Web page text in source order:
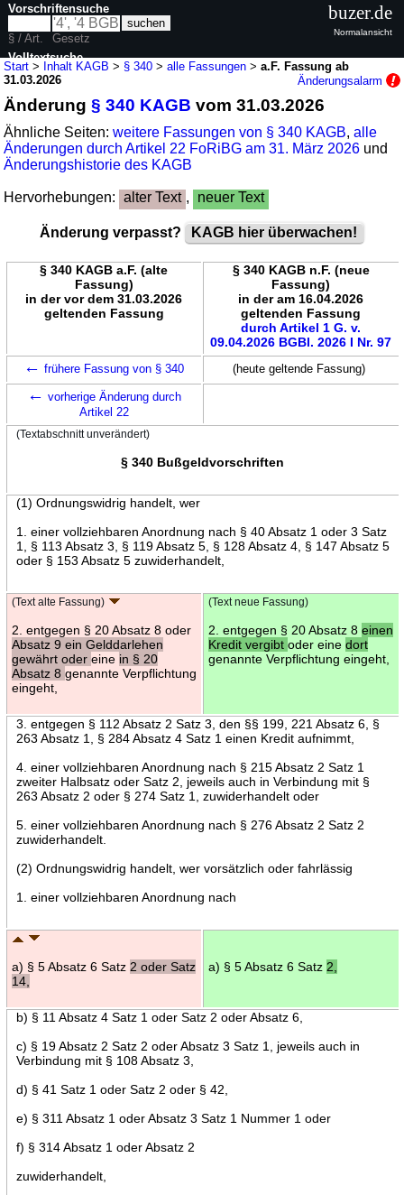
Start > Inhalt KAGB > § 340 >alle Fassungen >a.F. Fassung ab
31.03.2026
Änderungsalarm
Änderung§ 340 KAGB vom 31.03.2026
Ähnliche Seiten:weitere Fassungen von § 340 KAGB,alle
Änderungen durch Artikel 22 FoRiBG am 31. März 2026 und
Änderungshistorie des KAGB
Hervorhebungen: alter Text , neuer Text
Änderung verpasst? KAGB hier überwachen!
§ 340 KAGB a.F. (alte
Fassung)
in der vor dem 31.03.2026
geltenden Fassung
§ 340 KAGB n.F. (neue
Fassung)
in der am 16.04.2026
geltenden Fassung
durch Artikel 1 G. v.
09.04.2026 BGBl. 2026 I Nr. 97
← frühere Fassung von § 340 (heute geltende Fassung)
← vorherige Änderung durch
Artikel 22
(Textabschnitt unverändert)
§ 340 Bußgeldvorschriften
(1) Ordnungswidrig handelt, wer
1. einer vollziehbaren Anordnung nach § 40 Absatz 1 oder 3 Satz
1, § 113 Absatz 3, § 119 Absatz 5, § 128 Absatz 4, § 147 Absatz 5
oder § 153 Absatz 5 zuwiderhandelt,
(Text alte Fassung)
2. entgegen § 20 Absatz 8 oder
Absatz 9 ein Gelddarlehen
gewährt oder eine in § 20
Absatz 8 genannte Verpflichtung
eingeht,
(Text neue Fassung)
2. entgegen § 20 Absatz 8 einen
Kredit vergibt oder eine dort
genannte Verpflichtung eingeht,
3. entgegen § 112 Absatz 2 Satz 3, den §§ 199, 221 Absatz 6, §
263 Absatz 1, § 284 Absatz 4 Satz 1 einen Kredit aufnimmt,
4. einer vollziehbaren Anordnung nach § 215 Absatz 2 Satz 1
zweiter Halbsatz oder Satz 2, jeweils auch in Verbindung mit §
263 Absatz 2 oder § 274 Satz 1, zuwiderhandelt oder
5. einer vollziehbaren Anordnung nach § 276 Absatz 2 Satz 2
zuwiderhandelt.
(2) Ordnungswidrig handelt, wer vorsätzlich oder fahrlässig
1. einer vollziehbaren Anordnung nach
a) § 5 Absatz 6 Satz 2 oder Satz
14,
a) § 5 Absatz 6 Satz 2,
b) § 11 Absatz 4 Satz 1 oder Satz 2 oder Absatz 6,
c) § 19 Absatz 2 Satz 2 oder Absatz 3 Satz 1, jeweils auch in
Verbindung mit § 108 Absatz 3,
d) § 41 Satz 1 oder Satz 2 oder § 42,
e) § 311 Absatz 1 oder Absatz 3 Satz 1 Nummer 1 oder
f) § 314 Absatz 1 oder Absatz 2
zuwiderhandelt,
Vorschriftensuche
§ / Art.
Gesetz
Volltextsuche
buzer.de
Normalansicht